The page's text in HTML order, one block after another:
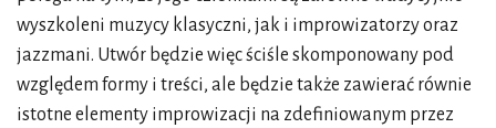
wyszkoleni muzycy klasyczni, jak i improwizatorzy oraz
jazzmani. Utwór będzie więc ściśle skomponowany pod
względem formy i treści, ale będzie także zawierać równie
istotne elementy improwizacji na zdefiniowanym przez